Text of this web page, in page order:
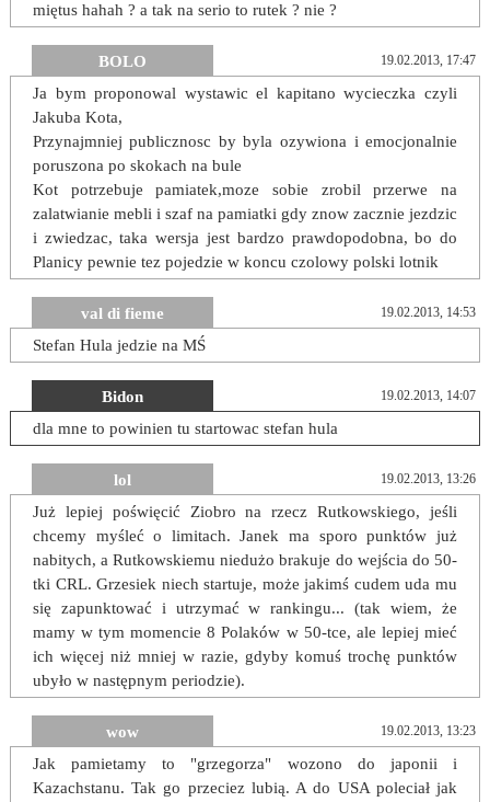
miętus hahah ? a tak na serio to rutek ? nie ?
BOLO 19.02.2013, 17:47
Ja bym proponowal wystawic el kapitano wycieczka czyli
Jakuba Kota,
Przynajmniej publicznosc by byla ozywiona i emocjonalnie
poruszona po skokach na bule
Kot potrzebuje pamiatek,moze sobie zrobil przerwe na
zalatwianie mebli i szaf na pamiatki gdy znow zacznie jezdzic
i zwiedzac, taka wersja jest bardzo prawdopodobna, bo do
Planicy pewnie tez pojedzie w koncu czolowy polski lotnik
val di fieme 19.02.2013, 14:53
Stefan Hula jedzie na MŚ
Bidon 19.02.2013, 14:07
dla mne to powinien tu startowac stefan hula
lol 19.02.2013, 13:26
Już lepiej poświęcić Ziobro na rzecz Rutkowskiego, jeśli
chcemy myśleć o limitach. Janek ma sporo punktów już
nabitych, a Rutkowskiemu niedużo brakuje do wejścia do 50-
tki CRL. Grzesiek niech startuje, może jakimś cudem uda mu
się zapunktować i utrzymać w rankingu... (tak wiem, że
mamy w tym momencie 8 Polaków w 50-tce, ale lepiej mieć
ich więcej niż mniej w razie, gdyby komuś trochę punktów
ubyło w następnym periodzie).
wow 19.02.2013, 13:23
Jak pamietamy to "grzegorza" wozono do japonii i
Kazachstanu. Tak go przeciez lubią. A do USA poleciał jak